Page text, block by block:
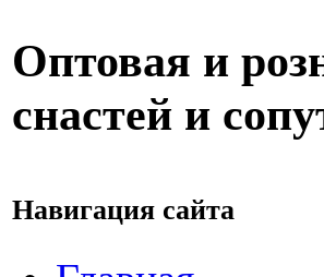
Оптовая и
снастей и
Навигация сайта